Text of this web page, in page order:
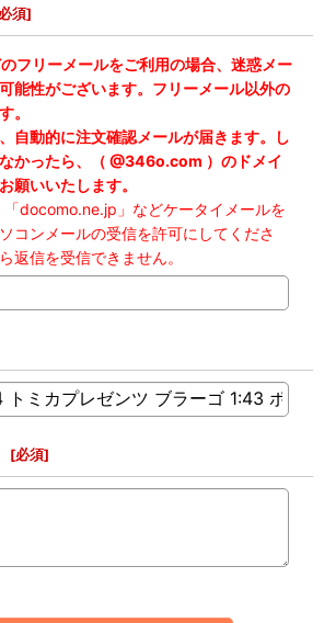
必須]
フリーメールをご利用の場合、迷惑メー
能性がございます。フリーメール以外の
。
自動的に注文確認メールが届きます。し
かったら、（ @346o.com ）のドメイ
願いいたします。
docomo.ne.jp」などケータイメールを
コンメールの受信を許可にしてくださ
返信を受信できません。
[必須]